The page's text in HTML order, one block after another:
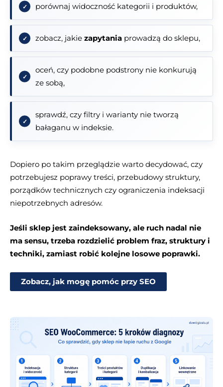
porównaj widoczność kategorii i produktów,
zobacz, jakie zapytania prowadzą do sklepu,
oceń, czy podobne podstrony nie konkurują
ze sobą,
sprawdź, czy filtry i warianty nie tworzą
bałaganu w indeksie.
Dopiero po takim przeglądzie warto decydować, czy
potrzebujesz poprawy treści, przebudowy struktury,
porządków technicznych czy ograniczenia indeksacji
niepotrzebnych adresów.
Jeśli sklep jest zaindeksowany, ale ruch nadal nie
ma sensu, trzeba rozdzielić problem fraz, struktury i
techniki, zamiast robić kolejne losowe poprawki.
Zobacz, jak mogę pomóc przy SEO